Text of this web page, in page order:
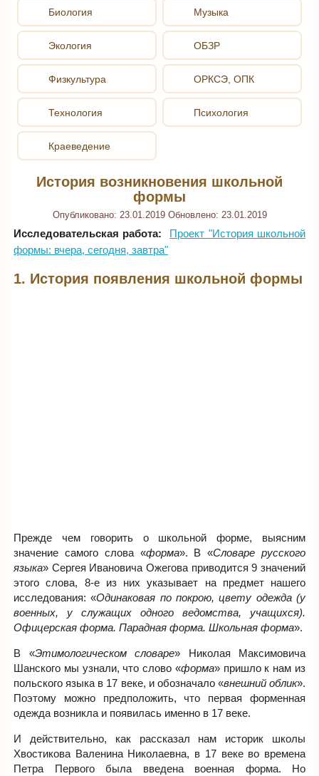
Биология
Экология
Музыка
ОБЗР
Физкультура
Технология
Краеведение
ОРКСЭ, ОПК
Психология
История возникновения школьной
формы
Опубликовано: 23.01.2019 Обновлено: 23.01.2019
Исследовательская работа:
Проект "История школьной
формы: вчера, сегодня, завтра"
1. История появления школьной формы
Прежде чем говорить о школьной форме, выясним
значение самого слова «форма». В «Словаре русского
языка» Сергея Ивановича Ожегова приводится 9 значений
этого слова, 8-е из них указывает на предмет нашего
исследования: «Одинаковая по покрою, цвету одежда (у
военных, у служащих одного ведомства, учащихся).
Офицерская форма. Парадная форма. Школьная форма».
В «Этимологическом словаре» Николая Максимовича
Шанского мы узнали, что слово «форма» пришло к нам из
польского языка в 17 веке, и обозначало «внешний облик».
Поэтому можно предположить, что первая форменная
одежда возникла и появилась именно в 17 веке.
И действительно, как рассказал нам историк школы
Хвостикова Валенина Николаевна, в 17 веке во времена
Петра Первого была введена военная форма. Но